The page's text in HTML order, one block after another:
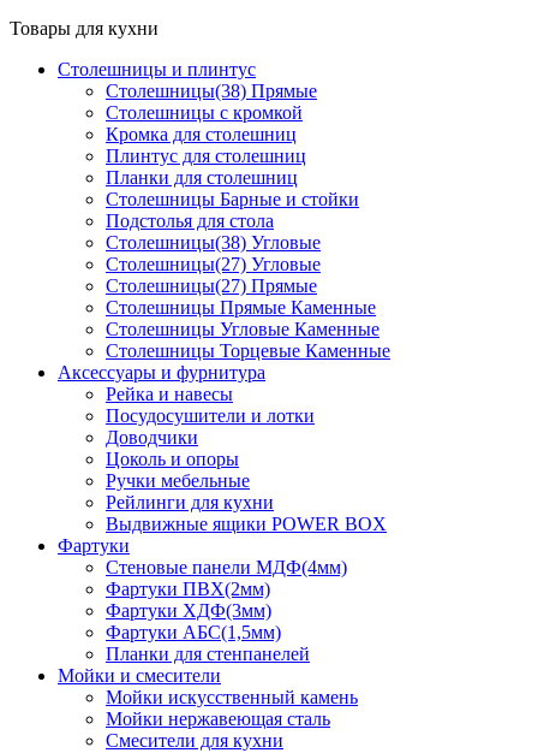
Товары для кухни
Столешницы и плинтус
Столешницы(38) Прямые
Столешницы с кромкой
Кромка для столешниц
Плинтус для столешниц
Планки для столешниц
Столешницы Барные и стойки
Подстолья для стола
Столешницы(38) Угловые
Столешницы(27) Угловые
Столешницы(27) Прямые
Столешницы Прямые Каменные
Столешницы Угловые Каменные
Столешницы Торцевые Каменные
Аксессуары и фурнитура
Рейка и навесы
Посудосушители и лотки
Доводчики
Цоколь и опоры
Ручки мебельные
Рейлинги для кухни
Выдвижные ящики POWER BOX
Фартуки
Стеновые панели МДФ(4мм)
Фартуки ПВХ(2мм)
Фартуки ХДФ(3мм)
Фартуки АБС(1,5мм)
Планки для стенпанелей
Мойки и смесители
Мойки искусственный камень
Мойки нержавеющая сталь
Смесители для кухни